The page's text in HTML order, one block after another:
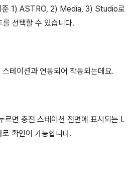
준 1) ASTRO, 2) Media, 3) Studio로
선택할 수 있습니다.
테이션과 연동되어 작동되는데요.
르면 충전 스테이션 전면에 표시되는 L
확인이 가능합니다.